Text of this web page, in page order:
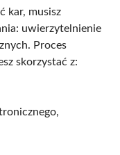
kar, musisz
uwierzytelnienie
Proces
skorzystać z: